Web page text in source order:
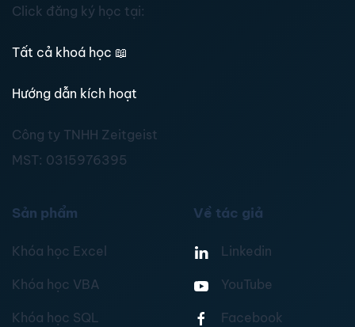
Click đăng ký học tại:
Tất cả khoá học 📖
Hướng dẫn kích hoạt
Công ty TNHH Zeitgeist
MST: 0315976395
Sản phẩm
Khóa học Excel
Khóa học VBA
Khóa học SQL
Về tác giả
Linkedin
YouTube
Facebook